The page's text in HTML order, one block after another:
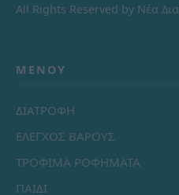
All Rights Reserved by Νέα
ΜΕΝΟΎ
ΔΙΑΤΡΟΦΗ
ΕΛΕΓΧΟΣ ΒΑΡΟΥΣ
ΤΡΟΦΙΜΑ ΡΟΦΗΜΑΤΑ
ΠΑΙΔΙ